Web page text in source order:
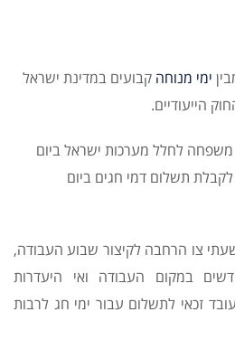
ימי מנוחה קבועים במדינת ישראל
הייעודיים.
לחלל מערכות ישראל ביום
לקבלת תשלום דמי חגים ביום
צו הרחבה לקיצור שבוע העבודה,
במקום העבודה ואי היעדרות
זכאי לתשלום עבור ימי חג לרבות